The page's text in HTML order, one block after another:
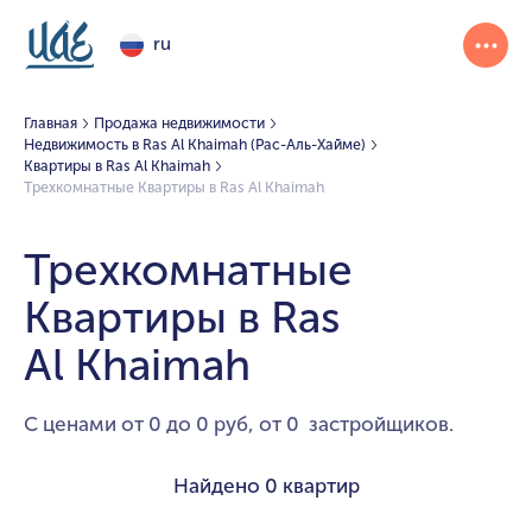
ru
Главная
Продажа недвижимости
Недвижимость в Ras Al Khaimah (Рас-Аль-Хайме)
Квартиры в Ras Al Khaimah
Трехкомнатные Квартиры в Ras Al Khaimah
Трехкомнатные
Квартиры в Ras
Al Khaimah
С ценами от 0 до 0 руб, от 0 застройщиков.
Найдено 0 квартир